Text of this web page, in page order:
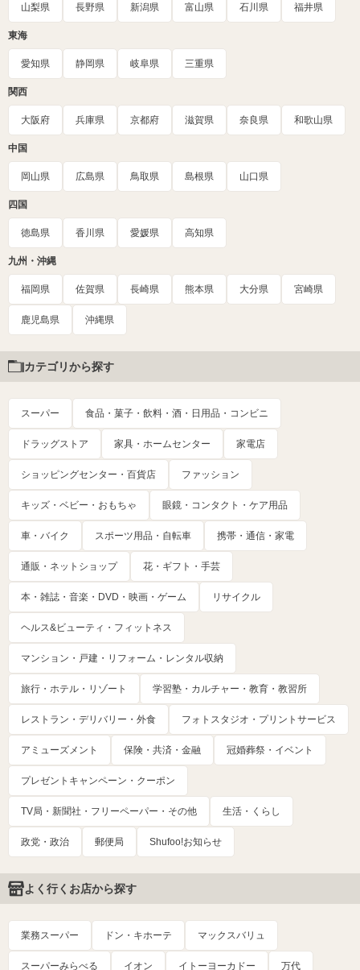
山梨県 長野県 新潟県 富山県 石川県 福井県
東海
愛知県 静岡県 岐阜県 三重県
関西
大阪府 兵庫県 京都府 滋賀県 奈良県 和歌山県
中国
岡山県 広島県 鳥取県 島根県 山口県
四国
徳島県 香川県 愛媛県 高知県
九州・沖縄
福岡県 佐賀県 長崎県 熊本県 大分県 宮崎県
鹿児島県 沖縄県
カテゴリから探す
スーパー 食品・菓子・飲料・酒・日用品・コンビニ
ドラッグストア 家具・ホームセンター 家電店
ショッピングセンター・百貨店 ファッション
キッズ・ベビー・おもちゃ 眼鏡・コンタクト・ケア用品
車・バイク スポーツ用品・自転車 携帯・通信・家電
通販・ネットショップ 花・ギフト・手芸
本・雑誌・音楽・DVD・映画・ゲーム リサイクル
ヘルス&ビューティ・フィットネス
マンション・戸建・リフォーム・レンタル収納
旅行・ホテル・リゾート 学習塾・カルチャー・教育・教習所
レストラン・デリバリー・外食 フォトスタジオ・プリントサービス
アミューズメント 保険・共済・金融 冠婚葬祭・イベント
プレゼントキャンペーン・クーポン
TV局・新聞社・フリーペーパー・その他 生活・くらし
政党・政治 郵便局 Shufoo!お知らせ
よく行くお店から探す
業務スーパー ドン・キホーテ マックスバリュ
スーパーみらべる イオン イトーヨーカドー 万代